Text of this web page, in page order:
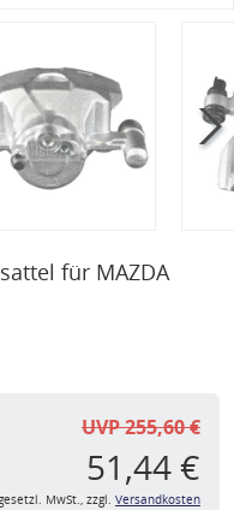
für MAZDA
UVP 255,60 €
51,44 €
MwSt., zzgl. Versandkosten